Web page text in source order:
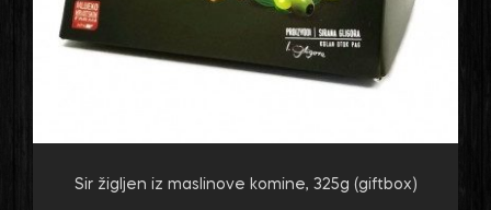
Sir žigljen iz maslinove komine, 325g (giftbox)